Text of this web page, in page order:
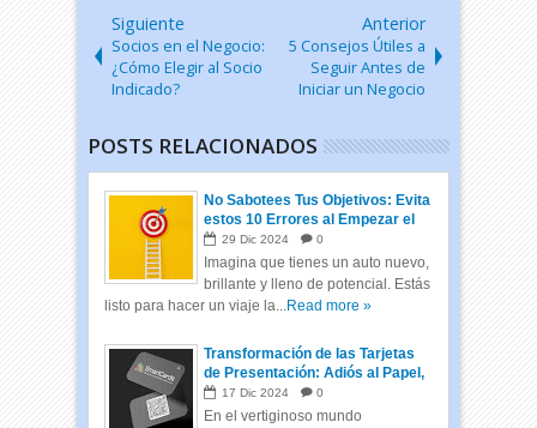
Siguiente
Socios en el Negocio:
¿Cómo Elegir al Socio
Indicado?
Anterior
5 Consejos Útiles a
Seguir Antes de
Iniciar un Negocio
POSTS RELACIONADOS
No Sabotees Tus Objetivos: Evita
estos 10 Errores al Empezar el
Año
29 Dic 2024 0
Imagina que tienes un auto nuevo,
brillante y lleno de potencial. Estás
listo para hacer un viaje la...Read more »
Transformación de las Tarjetas
de Presentación: Adiós al Papel,
Hola a las Tarjetas Inteligentes
17 Dic 2024 0
En el vertiginoso mundo